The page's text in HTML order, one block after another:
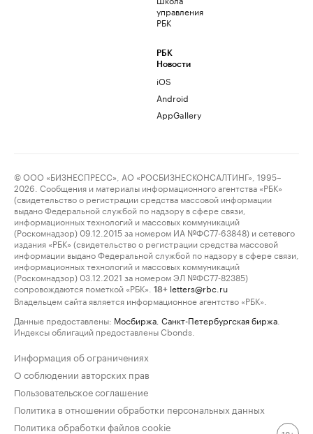
управления
РБК
РБК
Новости
iOS
Android
AppGallery
© ООО «БИЗНЕСПРЕСС», АО «РОСБИЗНЕСКОНСАЛТИНГ», 1995–
2026. Сообщения и материалы информационного агентства «РБК»
(свидетельство о регистрации средства массовой информации
выдано Федеральной службой по надзору в сфере связи,
информационных технологий и массовых коммуникаций
(Роскомнадзор) 09.12.2015 за номером ИА №ФС77-63848) и сетевого
издания «РБК» (свидетельство о регистрации средства массовой
информации выдано Федеральной службой по надзору в сфере связи,
информационных технологий и массовых коммуникаций
(Роскомнадзор) 03.12.2021 за номером ЭЛ №ФС77-82385)
сопровождаются пометкой «РБК».
18+ letters@rbc.ru
Владельцем сайта является информационное агентство «РБК».
Данные предоставлены: Мосбиржа Санкт-Петербургская биржа
Индексы облигаций предоставлены Cbonds.
Информация об ограничениях
О соблюдении авторских прав
Пользовательское соглашение
Политика в отношении обработки персональных данных
Политика обработки файлов cookie